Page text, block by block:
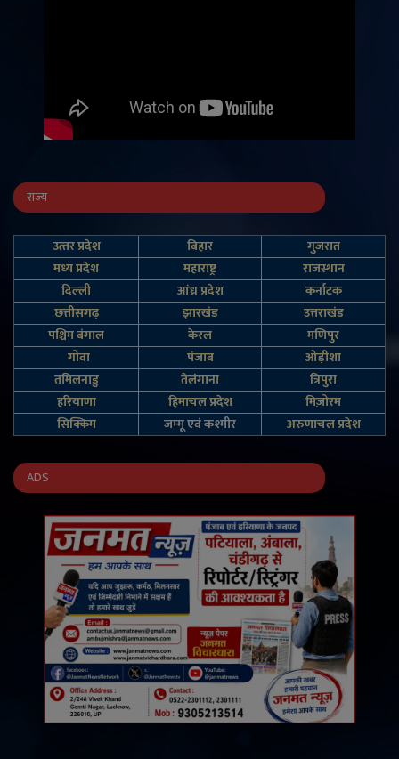
राज्य
उत्‍तर प्रदेश बिहार
गुजरात
मध्य प्रदेश
महाराष्ट्र
राजस्थान
दिल्‍ली
आंध्र प्रदेश
कर्नाटक
छत्तीसगढ़
झारखंड
उत्तराखंड
पश्चिम बंगाल
केरल
मणिपुर
गोवा
पंजाब
ओड़ीशा
तमिलनाडु
तेलंगाना
त्रिपुरा
हरियाणा
हिमाचल प्रदेश
मिज़ोरम
सिक्किम
जम्‍मू एवं कश्‍मीर अरुणाचल प्रदेश
ADS